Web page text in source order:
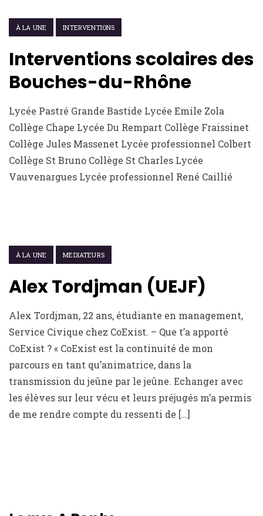
À LA UNE INTERVENTIONS
Interventions scolaires des
Bouches-du-Rhône
Lycée Pastré Grande Bastide Lycée Emile Zola
Collège Chape Lycée Du Rempart Collège Fraissinet
Collège Jules Massenet Lycée professionnel Colbert
Collège St Bruno Collège St Charles Lycée
Vauvenargues Lycée professionnel René Caillié
À LA UNE MEDIATEURS
Alex Tordjman (UEJF)
Alex Tordjman, 22 ans, étudiante en management,
Service Civique chez CoExist. – Que t’a apporté
CoExist ? « CoExist est la continuité de mon
parcours en tant qu’animatrice, dans la
transmission du jeûne par le jeûne. Echanger avec
les élèves sur leur vécu et leurs préjugés m’a permis
de me rendre compte du ressenti de […]